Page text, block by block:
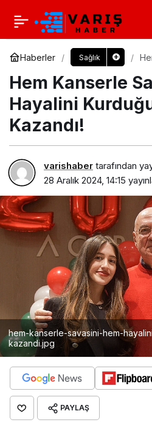
Haberler Sağlık
Hem Kanserle
Hayalini
Kazandı!
varishaber tarafından
28 Aralık 2024, 14:15
hem-kanserle-savasini-hem-
kazandi.jpg
PAYLAŞ